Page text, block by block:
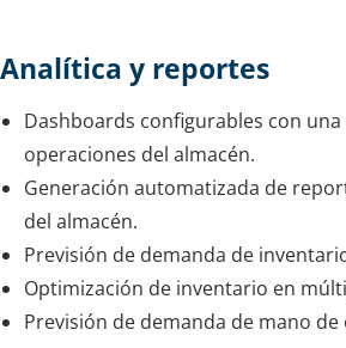
Analítica y reportes
Dashboards configurables con
operaciones del almacén.
Generación automatizada de
del almacén.
Previsión de demanda de
Optimización de inventario en
Previsión de demanda de mano de